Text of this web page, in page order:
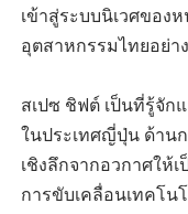
เข้าสู่ระบบนิเวศของ
อุตสาหกรรมไทยอย่า
สเปซ ชิฟต์ เป็นที่รู้จัก
ในประเทศญี่ปุ่น ด้าน
เชิงลึกจากอวกาศให้
การขับเคลื่อนเทคโน